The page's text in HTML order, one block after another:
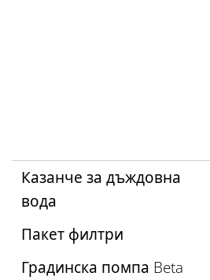
Казанче за дъждовна
вода
Пакет филтри
Градинска помпа Beta